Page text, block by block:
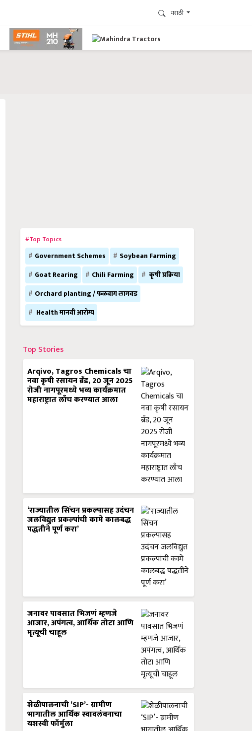
मराठी
#Top Topics
Government Schemes
Soybean Farming
Goat Rearing
Chili Farming
कृषी प्रक्रिया
Orchard planting / फळबाग लागवड
Health मानवी आरोग्य
Top Stories
Arqivo, Tagros Chemicals चा
नवा कृषी रसायन ब्रँड, 20 जून 2025
रोजी नागपूरमध्ये भव्य कार्यक्रमात
महाराष्ट्रात लाँच करण्यात आला
‘राज्यातील सिंचन प्रकल्पासह उदंचन
जलविद्युत प्रकल्पांची कामे कालबद्ध
पद्धतीने पूर्ण करा’
जनावर पावसात भिजणं म्हणजे
आजार, अपंगत्व, आर्थिक तोटा आणि
मृत्यूची चाहूल
शेळीपालनाची ‘SIP’- ग्रामीण
भागातील आर्थिक स्वावलंबनाचा
यशस्वी फॉर्मुला